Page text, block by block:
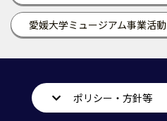
愛媛大学ミュージアム事業活動
ポリシー・方針等